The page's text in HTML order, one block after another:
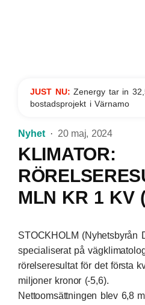
JUST NU:Zenergy tar in
bostadsprojekt i Värnamo
Nyhet 20 maj, 2024
KLIMATOR:
MLN KR 1 KV
STOCKHOLM (Nyhetsbyrån
specialiserat på
rörelseresultat för det första
miljoner kronor (-5,6).
Nettoomsättningen blev 6,8